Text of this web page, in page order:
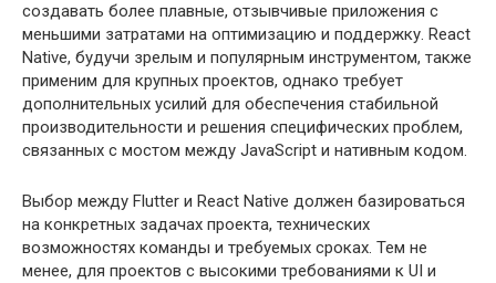
создавать более плавные, отзывчивые приложения с
меньшими затратами на оптимизацию и поддержку. React
Native, будучи зрелым и популярным инструментом, также
применим для крупных проектов, однако требует
дополнительных усилий для обеспечения стабильной
производительности и решения специфических проблем,
связанных с мостом между JavaScript и нативным кодом.
Выбор между Flutter и React Native должен базироваться
на конкретных задачах проекта, технических
возможностях команды и требуемых сроках. Тем не
менее, для проектов с высокими требованиями к UI и